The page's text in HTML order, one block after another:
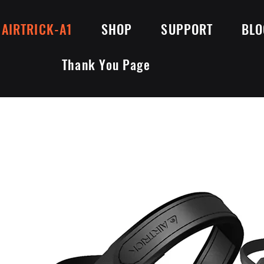
AIRTRICK-A1 SHOP SUPPORT
Thank You Page